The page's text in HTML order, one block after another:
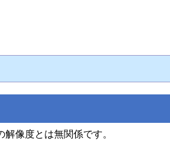
像度とは無関係です。